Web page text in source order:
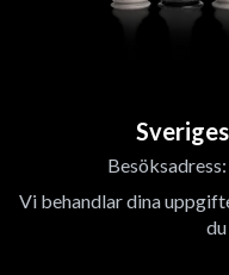
Vi behandlar dina